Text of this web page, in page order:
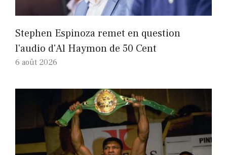
Stephen Espinoza remet en question
l'audio d'Al Haymon de 50 Cent
6 août 2026